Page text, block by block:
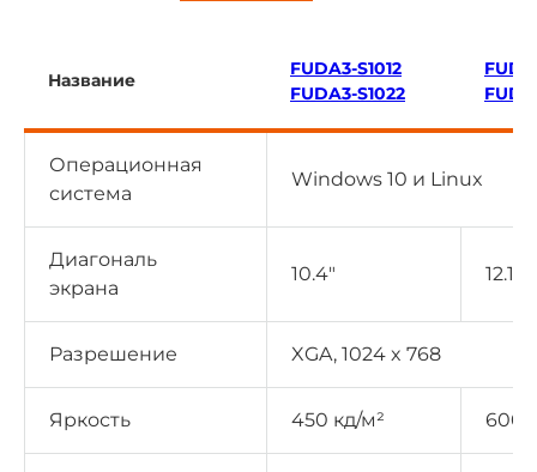
Название
FUDA3-S1012
FUDA3-S1022
Операционная
система
Windows 10 и Linux
Диагональ
экрана
10.4″ 12.1″
Разрешение XGA, 1024 x 768
Яркость 450 кд/м² 600